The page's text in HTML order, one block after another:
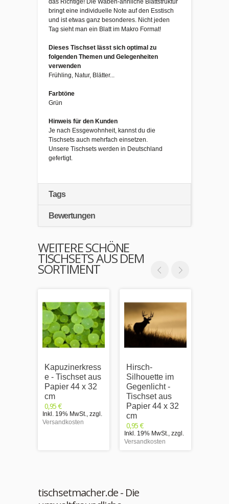
das Richtige! Die Waben-ähnliche Blattstruktur
bringt eine individuelle Note auf den Esstisch
und ist etwas ganz besonderes. Nicht jeden
Tag sieht man ein Blatt im Makro Format!
Dieses Tischset lässt sich optimal zu
folgenden Themen und Gelegenheiten
verwenden
Frühling, Natur, Blätter...
Farbtöne
Grün
Hinweis für den Kunden
Je nach Essgewohnheit, kannst du die
Tischsets auch mehrfach einsetzen.
Unsere Tischsets werden in Deutschland
gefertigt.
Tags
Bewertungen
WEITERE SCHÖNE
TISCHSETS AUS DEM
SORTIMENT
Kapuzinerkress
e - Tischset aus
Papier 44 x 32
cm
0,95 €
Inkl. 19% MwSt., zzgl.
Versandkosten
Hirsch-
Silhouette im
Gegenlicht -
Tischset aus
Papier 44 x 32
cm
0,95 €
Inkl. 19% MwSt., zzgl.
Versandkosten
tischsetmacher.de - Die